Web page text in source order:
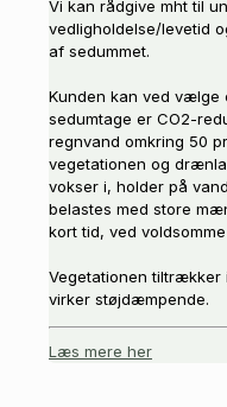
Vi kan rådgive mht til
vedligholdelse/levetid
af sedummet.
Kunden kan ved vælge
sedumtage er CO2-
regnvand omkring 50
vegetationen og
vokser i, holder på
belastes med store
kort tid, ved
Vegetationen tiltrækker
virker støjdæmpende.
Læs mere her